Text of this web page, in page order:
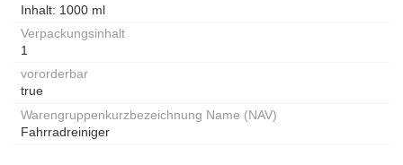
Inhalt: 1000 ml
Verpackungsinhalt
1
vororderbar
true
Warengruppenkurzbezeichnung Name (NAV)
Fahrradreiniger